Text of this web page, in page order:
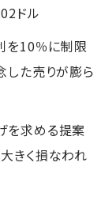
ドル
を10％に制限
した売りが膨ら
を求める提案
きく損なわれ